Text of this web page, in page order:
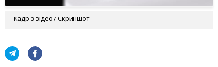
Кадр з відео / Скриншот